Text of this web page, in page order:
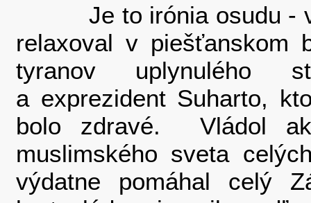
Je to irónia osudu - v
relaxoval v piešťanskom
tyranov uplynulého
a exprezident Suharto,
bolo zdravé. Vládol
muslimského sveta
výdatne pomáhal celý